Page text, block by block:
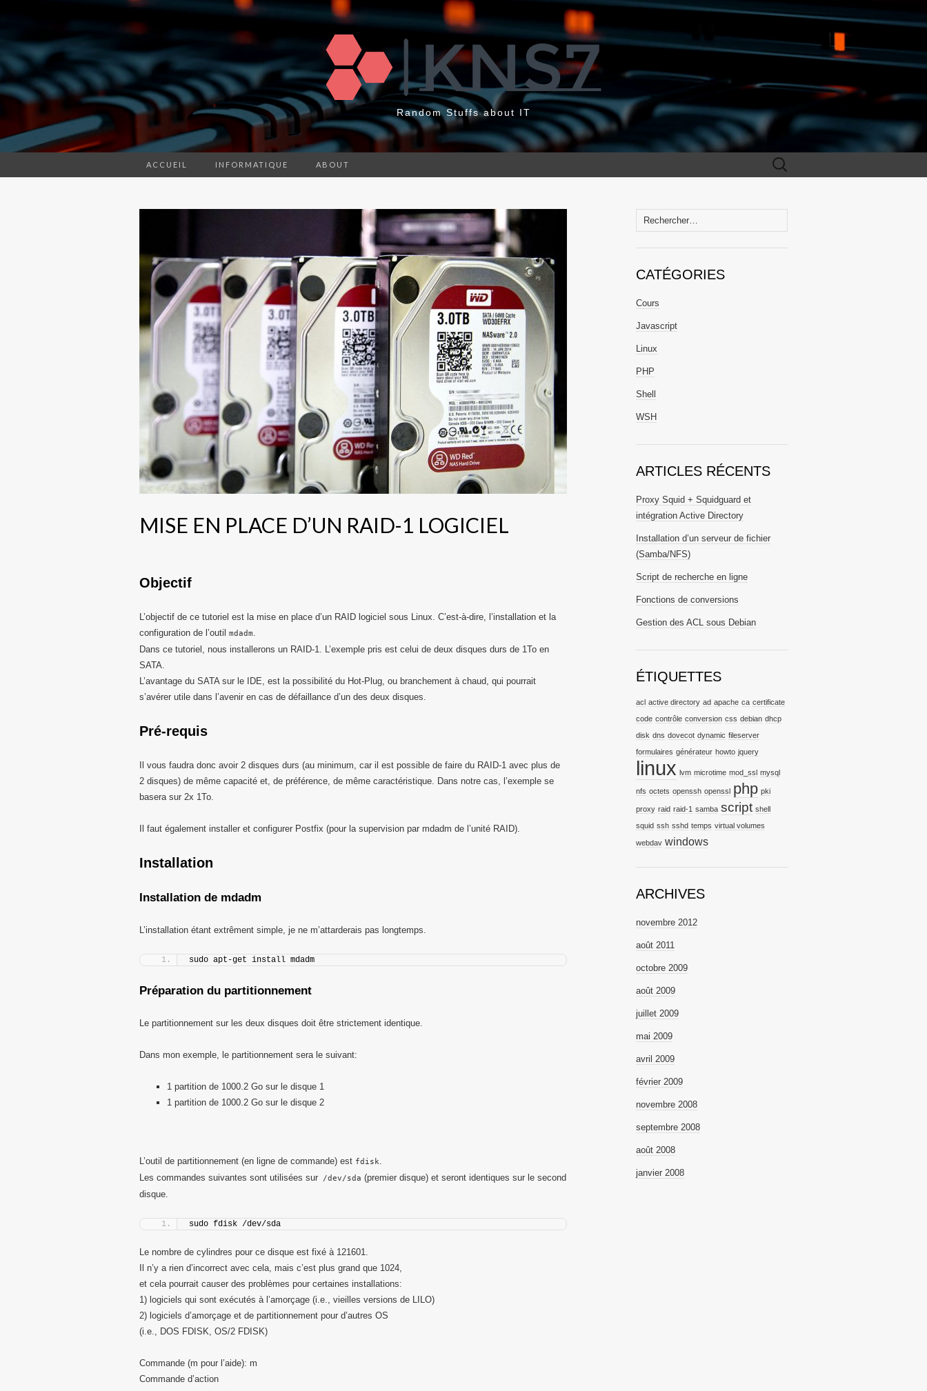
Random Stuffs about IT
ACCUEIL INFORMATIQUE ABOUT Rechercher :
MISE EN PLACE D’UN RAID-1 LOGICIEL
Objectif
L’objectif de ce tutoriel est la mise en place d’un RAID logiciel sous Linux. C’est-à-dire, l’installation et la
configuration de l’outil
mdadm
Dans ce tutoriel, nous installerons un RAID-1. L’exemple pris est celui de deux disques durs de 1To en
SATA.
L’avantage du SATA sur le IDE, est la possibilité du Hot-Plug, ou branchement à chaud, qui pourrait
s’avérer utile dans l’avenir en cas de défaillance d’un des deux disques.
Pré-requis
Il vous faudra donc avoir 2 disques durs (au minimum, car il est possible de faire du RAID-1 avec plus de
2 disques) de même capacité et, de préférence, de même caractéristique. Dans notre cas, l’exemple se
basera sur 2x 1To.
Il faut également installer et configurer Postfix (pour la supervision par mdadm de l’unité RAID).
Installation
Installation de mdadm
L’installation étant extrêment simple, je ne m’attarderais pas longtemps.
sudo apt-get install mdadm
Préparation du partitionnement
Le partitionnement sur les deux disques doit être strictement identique.
Dans mon exemple, le partitionnement sera le suivant:
1 partition de 1000.2 Go sur le disque 1
1 partition de 1000.2 Go sur le disque 2
L’outil de partitionnement (en ligne de commande) est fdisk
Les commandes suivantes sont utilisées sur /dev/sda (premier disque) et seront identiques sur le second
disque.
sudo fdisk /dev/sda
Le nombre de cylindres pour ce disque est fixé à 121601.
Il n’y a rien d’incorrect avec cela, mais c’est plus grand que 1024,
et cela pourrait causer des problèmes pour certaines installations:
1) logiciels qui sont exécutés à l’amorçage (i.e., vieilles versions de LILO)
2) logiciels d’amorçage et de partitionnement pour d’autres OS
(i.e., DOS FDISK, OS/2 FDISK)
Commande (m pour l’aide): m
Commande d’action
Rechercher :
CATÉGORIES
Cours
Javascript
Linux
PHP
Shell
WSH
ARTICLES RÉCENTS
Proxy Squid + Squidguard et
intégration Active Directory
Installation d’un serveur de fichier
(Samba/NFS)
Script de recherche en ligne
Fonctions de conversions
Gestion des ACL sous Debian
ÉTIQUETTES
acl active directory ad apache ca certificate
code contrôle conversion css debian dhcp
disk dns dovecot dynamic fileserver
formulaires générateur howto jquery
linux lvm microtime mod_ssl mysql
nfs octets openssh openssl php pki
proxy raid raid-1 samba script shell
squid ssh sshd temps virtual volumes
webdav windows
ARCHIVES
novembre 2012
août 2011
octobre 2009
août 2009
juillet 2009
mai 2009
avril 2009
février 2009
novembre 2008
septembre 2008
août 2008
janvier 2008